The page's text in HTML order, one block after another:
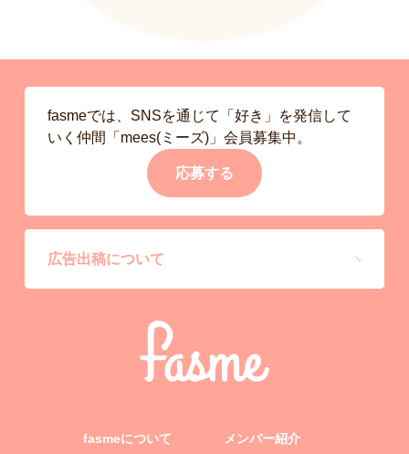
fasmeでは、SNSを通じて「好き」を発信して
いく仲間「mees(ミーズ)」会員募集中。
応募する
広告出稿について
fasmeについて メンバー紹介